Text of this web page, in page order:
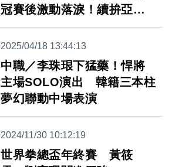
冠賽後激動落淚！續拚亞運
資格
2025/04/18 13:44:13
中職／李珠珢下猛藥！悍將
主場SOLO演出 韓籍三本柱
夢幻聯動中場表演
2024/11/30 10:12:19
世界拳總盃年終賽 黃筱